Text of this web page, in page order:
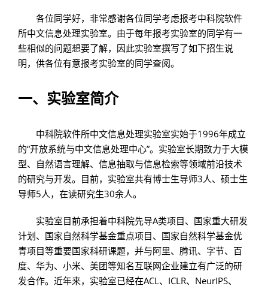
各位同学好，非常感谢各位同学考虑报考中科院软件
所中文信息处理实验室。由于每年报考实验室的同学有一
些相似的问题想要了解，因此实验室撰写了如下招生说
明，供各位有意报考实验室的同学查阅。
一、实验室简介
中科院软件所中文信息处理实验室实始于1996年成立
的“开放系统与中文信息处理中心”。实验室长期致力于大模
型、自然语言理解、信息抽取与信息检索等领域前沿技术
的研究与开发。目前，实验室共有博士生导师3人、硕士生
导师5人，在读研究生30余人。
实验室目前承担着中科院先导A类项目、国家重大研发
计划、国家自然科学基金重点项目、国家自然科学基金优
青项目等重要国家科研课题，并与阿里、腾讯、字节、百
度、华为、小米、美团等知名互联网企业建立有广泛的研
发合作。近年来，实验室已经在ACL、ICLR、NeurIPS、